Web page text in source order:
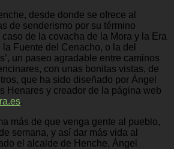
desde donde se ofrece al
de senderismo por su término
de la covacha de la Mora y la Era
Fuente del Cenacho, o la del
un paseo agradable entre caminos
con unas bonitas vistas, de
que ha sido diseñado por Ángel
Henares y creador de la página web
.
más de que venga gente al pueblo,
semana, y así dar más vida al
el alcalde de Henche, Ángel